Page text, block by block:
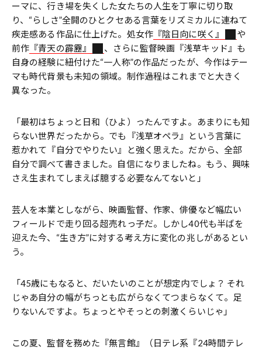
ーマに、行き場を失くした女たちの人生を丁寧に切り取
り、“らしさ”全開のひとクセある言葉をリズミカルに連ねて
疾走感ある作品に仕上げた。処女作『陰日向に咲く』
や
前作 『青天の霹靂』
、さらに監督映画『浅草キッド』も
自身の経験に紐付けた“一人称”の作品だったが、今作はテー
マも時代背景も未知の領域。制作過程はこれまでと大きく
異なった。
「最初はちょっと日和（ひよ）ったんですよ。あまりにも知
らない世界だったから。でも『浅草オペラ』という言葉に
惹かれて『自分でやりたい』と強く思えた。だから、全部
自分で調べて書きました。自信になりましたね。もう、興味
さえ生まれてしまえば臆する必要なんてないと」
芸人を本業としながら、映画監督、作家、俳優など幅広い
フィールドで走り回る超売れっ子だ。しかし40代も半ばを
迎えた今、“生き方”に対する考え方に変化の兆しがあるとい
う。
「45歳にもなると、だいたいのことが想定内でしょ？ それ
じゃあ自分の幅がちっとも広がらなくてつまらなくて。足
りないんですよ。ちょっとやそっとの刺激くらいじゃ」
この夏、監督を務めた『無言館』（日テレ系『24時間テレ